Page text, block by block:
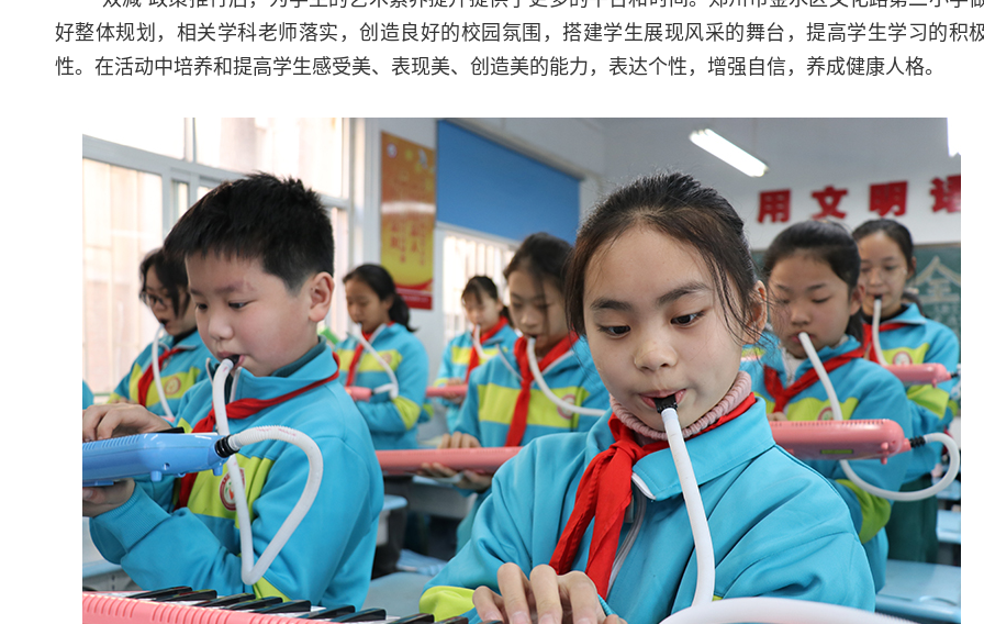
好整体规划，相关学科老师落实，创造良好的校园氛围，搭建学生展现风采的舞台，提高学生学习的积
性。在活动中培养和提高学生感受美、表现美、创造美的能力，表达个性，增强自信，养成健康人格。